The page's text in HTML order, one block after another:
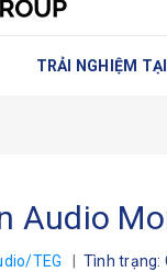
TRẢI NGHIỆM
Audio
TEG Tình trạng: